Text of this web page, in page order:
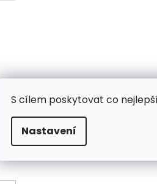
S cílem poskytovat co
Nastavení